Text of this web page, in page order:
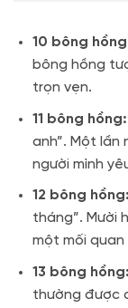
10 bông
bông hồng
trọn vẹn.
11 bông hồng:
anh”. Một lần
người mình
12 bông hồng:
tháng”. Mười
một mối quan
13 bông hồng:
thường được